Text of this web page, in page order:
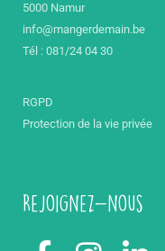
5000 Namur
info@mangerdemain.be
Tél : 081/24 04 30
RGPD
Protection de la vie privée
Rejoignez-nous